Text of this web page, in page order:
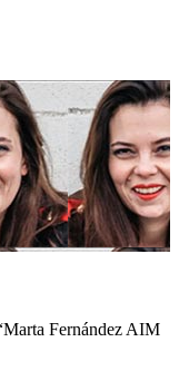
Fernández AIM